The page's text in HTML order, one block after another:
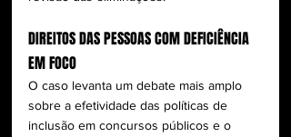
DIREITOS DAS PESSOAS COM DEFICIÊNCIA
EM FOCO
O caso levanta um debate mais amplo
sobre a efetividade das políticas de
inclusão em concursos públicos e o